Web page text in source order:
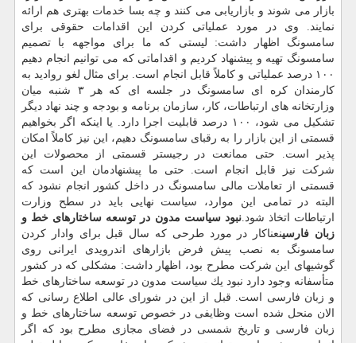
بازار می شوند و بازاریابی می كنند و چه بسا خدمات بهتری هم ارائه
نمایند. وی در مورد عملیاتی كردن این اقدامات حقوقی برای
سامسونگ اظهار داشت: لیستی كه ما برای مواجهه با تصمیم
سامسونگ تهیه و پیشنهاد كردیم و اقداماتی كه می توانیم انجام دهیم
۱۰۰ درصد عملیاتی و كاملاً قابل انجام است. برای مثال لغو روادید به
كارمندان كره ای سامسونگ در جلسه ای كه هر ۳ شنبه میان
وزارتخانه های ارتباطات، كار، سازمان برنامه و بودجه و چند نهاد دیگر
تشكیل می شود، ۱۰۰ درصد قابلیت اجرا دارد. یا اینكه اگر بخواهیم
قسمتی از این بازار را به رقبای سامسونگ دهیم، این نیز كاملاً امكان
پذیر است. حتی ممانعت در رجیستر قسمتی از محصولات این
شركت نیز قابل انجام است. حتی ما پیشنهادمان این است كه
قسمتی از تعاملات مالی سامسونگ در داخل كشور انجام نشود كه
البته در تمامی این موارد، سیاست نهایی باید در سطح وزارت
ارتباطات اتخاذ شود.نبود سیاست مدون در توسعه ساختارهای خط و
زبان فارسینعناكار در مورد طرحی كه سال قبل برای وادار كردن
سامسونگ به نصب پیش فرض بازارهای اندرویدی ایرانی روی
گوشیهای این شركت مطرح بود، اظهار داشت: مشكلی كه در كشور
متأسفانه وجود دارد نبود یك سیاست مدون در توسعه ساختارهای خط
و زبان فارسی است. قبل از این در شورای عالی اطلاع رسانی كه
الان منحل شده است وظایفی در خصوص توسعه ساختارهای خط و
زبان فارسی و تاریخ شمسی در فضای مجازی مطرح بود كه اگر